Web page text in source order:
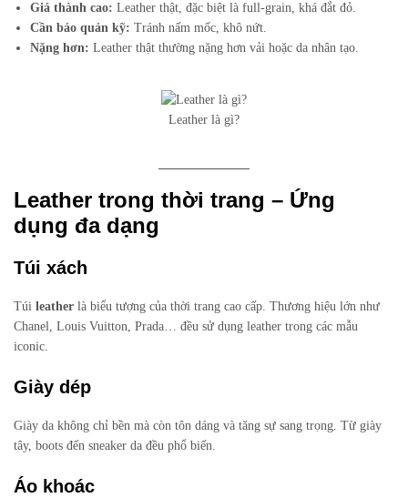
Giá thành cao: Leather thật, đặc biệt là full-grain, khá đắt đỏ.
Cần bảo quản kỹ: Tránh nấm mốc, khô nứt.
Nặng hơn: Leather thật thường nặng hơn vải hoặc da nhân tạo.
Leather là gì?
Leather trong thời trang – Ứng
dụng đa dạng
Túi xách
Túi leather là biểu tượng của thời trang cao cấp. Thương hiệu lớn như
Chanel, Louis Vuitton, Prada… đều sử dụng leather trong các mẫu
iconic.
Giày dép
Giày da không chỉ bền mà còn tôn dáng và tăng sự sang trọng. Từ giày
tây, boots đến sneaker da đều phổ biến.
Áo khoác